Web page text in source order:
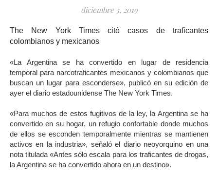
diciembre 3, 2019
The New York Times citó casos de traficantes
colombianos y mexicanos
«La Argentina se ha convertido en lugar de residencia
temporal para narcotraficantes mexicanos y colombianos que
buscan un lugar para esconderse», publicó en su edición de
ayer el diario estadounidense The New York Times.
«Para muchos de estos fugitivos de la ley, la Argentina se ha
convertido en su hogar, un refugio confortable donde muchos
de ellos se esconden temporalmente mientras se mantienen
activos en la industria», señaló el diario neoyorquino en una
nota titulada «Antes sólo escala para los traficantes de drogas,
la Argentina se ha convertido ahora en un destino».